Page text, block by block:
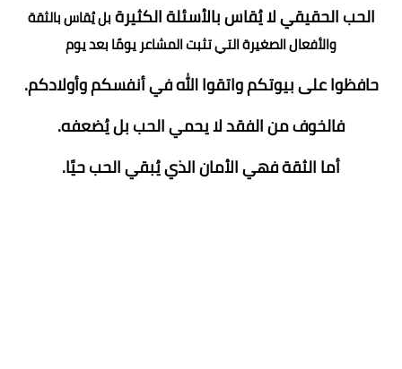
الحب الحقيقي لا يُقاس بالأسئلة الكثيرةبل يُقاس بالثقة
والأفعال الصغيرة التي تثبت المشاعر يومًا بعد يوم
حافظوا على بيوتكم واتقوا الله في أنفسكم وأولادكم.
فالخوف من الفقد لا يحمي الحب بل يُضعفه.
أما الثقة فهي الأمان الذي يُبقي الحب حيًا.